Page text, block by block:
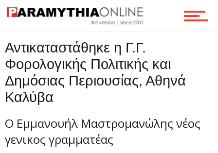
Αντικαταστάθηκε η Γ.Γ.
Φορολογικής Πολιτικής και
Δημόσιας Περιουσίας, Αθηνά
Καλύβα
Ο Εμμανουήλ Μαστρομανώλης νέος
γενικος γραμματέας